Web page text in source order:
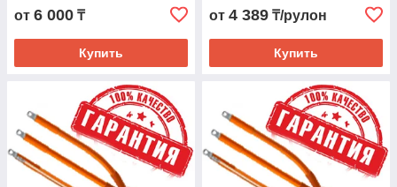
от 6 000 ₸
Купить
от 4 389 ₸/рулон
Купить